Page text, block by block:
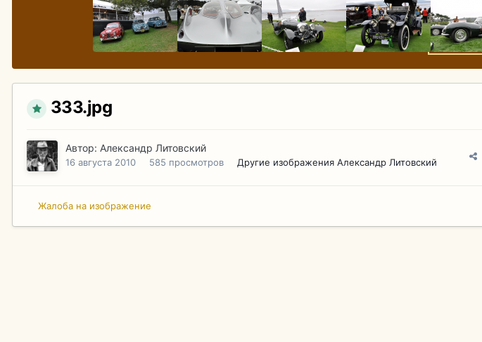
333.jpg
Автор: Александр Литовский
16 августа 2010 585 просмотров Другие изображения Александр Литовский
Жалоба на изображение